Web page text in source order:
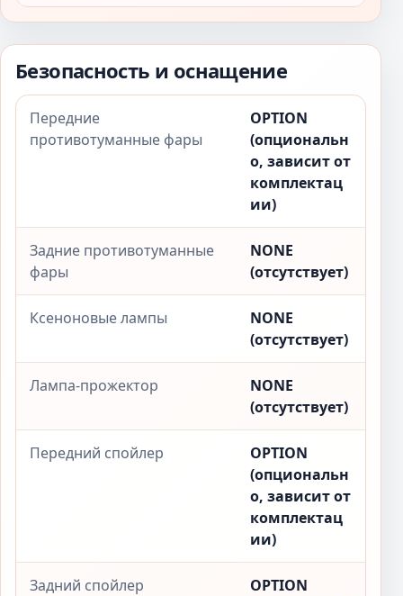
Безопасность и оснащение
Передние
противотуманные фары
OPTION
(опциональн
о, зависит от
комплектац
ии)
Задние противотуманные
фары
NONE
(отсутствует)
Ксеноновые лампы
NONE
(отсутствует)
Лампа-прожектор
NONE
(отсутствует)
Передний спойлер
OPTION
(опциональн
о, зависит от
комплектац
ии)
Задний спойлер
OPTION